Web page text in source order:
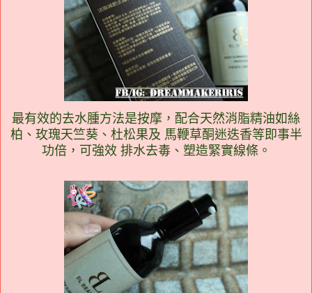
最有效的去水腫方法是按摩，配合天然消脂精油如絲
柏、玫瑰天竺葵、杜松果及 馬鞭草酮迷迭香等即事半
功倍，可強效 排水去毒、塑造緊實線條。